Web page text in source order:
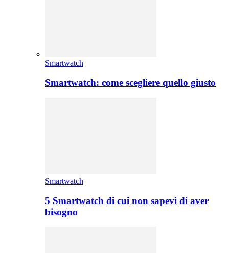
Smartwatch
Smartwatch: come scegliere quello giusto
Smartwatch
5 Smartwatch di cui non sapevi di aver
bisogno